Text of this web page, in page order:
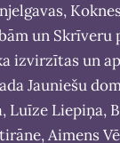
un Skrīveru
izvirzītas un
Jauniešu
Luīze Liepiņa,
Aimens